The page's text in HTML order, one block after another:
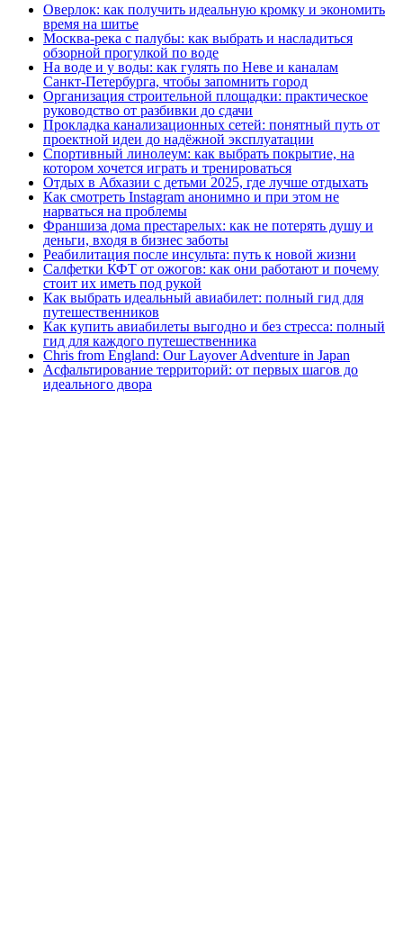
Оверлок: как получить идеальную кромку и экономить
время на шитье
Москва‑река с палубы: как выбрать и насладиться
обзорной прогулкой по воде
На воде и у воды: как гулять по Неве и каналам
Санкт‑Петербурга, чтобы запомнить город
Организация строительной площадки: практическое
руководство от разбивки до сдачи
Прокладка канализационных сетей: понятный путь от
проектной идеи до надёжной эксплуатации
Спортивный линолеум: как выбрать покрытие, на
котором хочется играть и тренироваться
Отдых в Абхазии с детьми 2025, где лучше отдыхать
Как смотреть Instagram анонимно и при этом не
нарваться на проблемы
Франшиза дома престарелых: как не потерять душу и
деньги, входя в бизнес заботы
Реабилитация после инсульта: путь к новой жизни
Салфетки КФТ от ожогов: как они работают и почему
стоит их иметь под рукой
Как выбрать идеальный авиабилет: полный гид для
путешественников
Как купить авиабилеты выгодно и без стресса: полный
гид для каждого путешественника
Chris from England: Our Layover Adventure in Japan
Асфальтирование территорий: от первых шагов до
идеального двора